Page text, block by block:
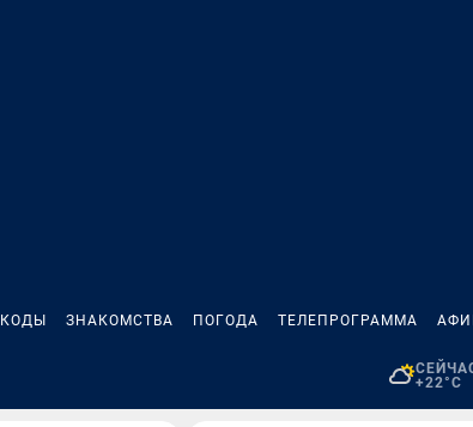
ЗНАКОМСТВА ПОГОДА ТЕЛЕПРОГРАММА
+22°C